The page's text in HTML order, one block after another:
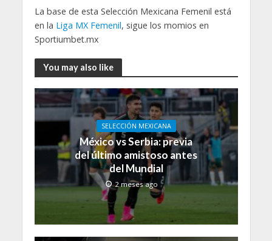
La base de esta Selección Mexicana Femenil está
en la Liga MX Femenil, sigue los momios en
Sportiumbet.mx
You may also like
SELECCIÓN MEXICANA
México vs Serbia: previa
del último amistoso antes
del Mundial
2 meses ago